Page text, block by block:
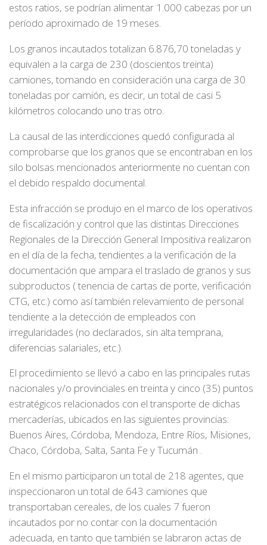
estos ratios, se podrían alimentar 1.000 cabezas por un
período aproximado de 19 meses.
Los granos incautados totalizan 6.876,70 toneladas y
equivalen a la carga de 230 (doscientos treinta)
camiones, tomando en consideración una carga de 30
toneladas por camión, es decir, un total de casi 5
kilómetros colocando uno tras otro.
La causal de las interdicciones quedó configurada al
comprobarse que los granos que se encontraban en los
silo bolsas mencionados anteriormente no cuentan con
el debido respaldo documental.
Esta infracción se produjo en el marco de los operativos
de fiscalización y control que las distintas Direcciones
Regionales de la Dirección General Impositiva realizaron
en el día de la fecha, tendientes a la verificación de la
documentación que ampara el traslado de granos y sus
subproductos ( tenencia de cartas de porte, verificación
CTG, etc.) como así también relevamiento de personal
tendiente a la detección de empleados con
irregularidades (no declarados, sin alta temprana,
diferencias salariales, etc.).
El procedimiento se llevó a cabo en las principales rutas
nacionales y/o provinciales en treinta y cinco (35) puntos
estratégicos relacionados con el transporte de dichas
mercaderías, ubicados en las siguientes provincias:
Buenos Aires, Córdoba, Mendoza, Entre Ríos, Misiones,
Chaco, Córdoba, Salta, Santa Fe y Tucumán .
En el mismo participaron un total de 218 agentes, que
inspeccionaron un total de 643 camiones que
transportaban cereales, de los cuales 7 fueron
incautados por no contar con la documentación
adecuada, en tanto que también se labraron actas de